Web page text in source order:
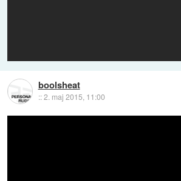
boolsheat
::2. maj 2015, 11:00